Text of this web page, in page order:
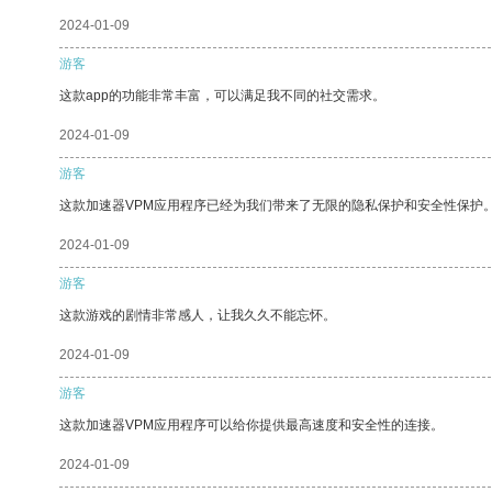
2024-01-09
游客
这款app的功能非常丰富，可以满足我不同的社交需求。
2024-01-09
游客
这款加速器VPM应用程序已经为我们带来了无限的隐私保护和安全性保护
2024-01-09
游客
这款游戏的剧情非常感人，让我久久不能忘怀。
2024-01-09
游客
这款加速器VPM应用程序可以给你提供最高速度和安全性的连接。
2024-01-09